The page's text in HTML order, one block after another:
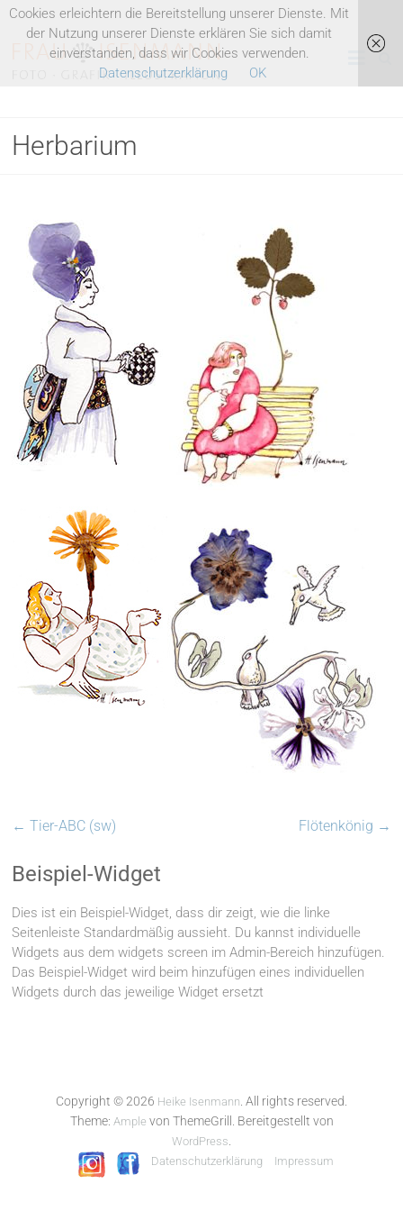
Skip
Heike
Isenmann
Fotografie
Grafik
Herbarium
← Tier-ABC (sw) Flötenkönig →
Beispiel-Widget
Dies ist ein Beispiel-Widget, dass dir zeigt, wie die linke
Seitenleiste Standardmäßig aussieht. Du kannst individuelle
Widgets aus dem widgets screen im Admin-Bereich hinzufügen.
Das Beispiel-Widget wird beim hinzufügen eines individuellen
Widgets durch das jeweilige Widget ersetzt
Copyright © 2026 Heike Isenmann . All rights reserved.
Theme: Ample von ThemeGrill. Bereitgestellt von
WordPress
Datenschutzerklärung Impressum
Cookies erleichtern die Bereitstellung unserer Dienste. Mit
der Nutzung unserer Dienste erklären Sie sich damit
einverstanden, dass wir Cookies verwenden.
Datenschutzerklärung
OK